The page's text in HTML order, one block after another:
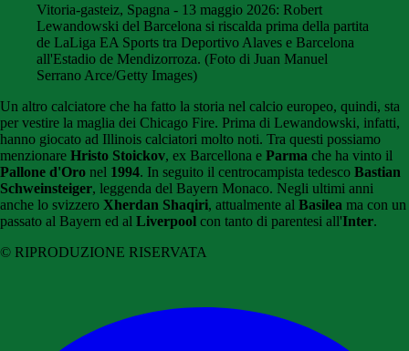
Vitoria-gasteiz, Spagna - 13 maggio 2026: Robert
Lewandowski del Barcelona si riscalda prima della partita
de LaLiga EA Sports tra Deportivo Alaves e Barcelona
all'Estadio de Mendizorroza. (Foto di Juan Manuel
Serrano Arce/Getty Images)
Un altro calciatore che ha fatto la storia nel calcio europeo, quindi, sta
per vestire la maglia dei Chicago Fire. Prima di Lewandowski, infatti,
hanno giocato ad Illinois calciatori molto noti. Tra questi possiamo
menzionare Hristo Stoickov, ex Barcellona e Parma che ha vinto il
Pallone d'Oro nel 1994. In seguito il centrocampista tedesco Bastian
Schweinsteiger, leggenda del Bayern Monaco. Negli ultimi anni
anche lo svizzero Xherdan Shaqiri, attualmente al Basilea ma con un
passato al Bayern ed al Liverpool con tanto di parentesi all'Inter.
© RIPRODUZIONE RISERVATA